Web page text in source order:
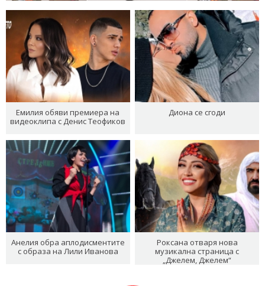
Емилия обяви премиера на
видеоклипа с Денис Теофиков
Диона се сгоди
Анелия обра аплодисментите
с образа на Лили Иванова
Роксана отваря нова
музикална страница с
„Джелем, Джелем“